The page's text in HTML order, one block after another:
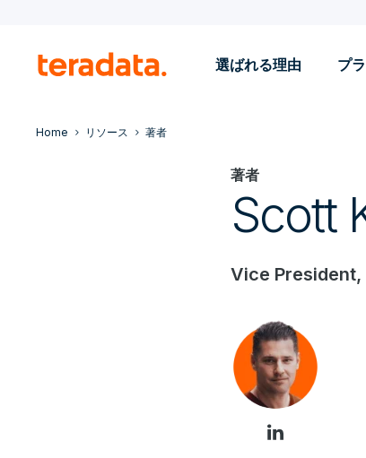
選ばれる理由 プ
Home リソース 著者
著者
Scott
Vice